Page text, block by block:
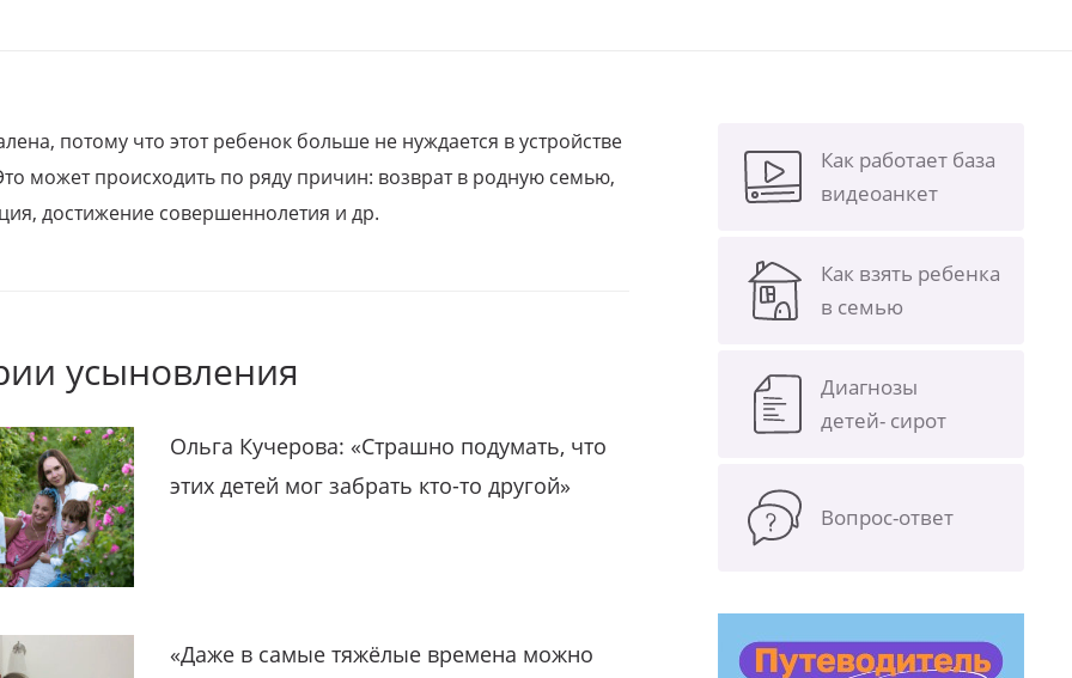
потому что этот ребенок больше не нуждается в устройстве
может происходить по ряду причин: возврат в родную семью,
достижение совершеннолетия и др.
усыновления
Ольга Кучерова: «Страшно подумать, что
этих детей мог забрать кто-то другой»
«Даже в самые тяжёлые времена можно
Как работает база
видеоанкет
Как взять ребенка
в семью
Диагнозы
детей- сирот
Вопрос-ответ